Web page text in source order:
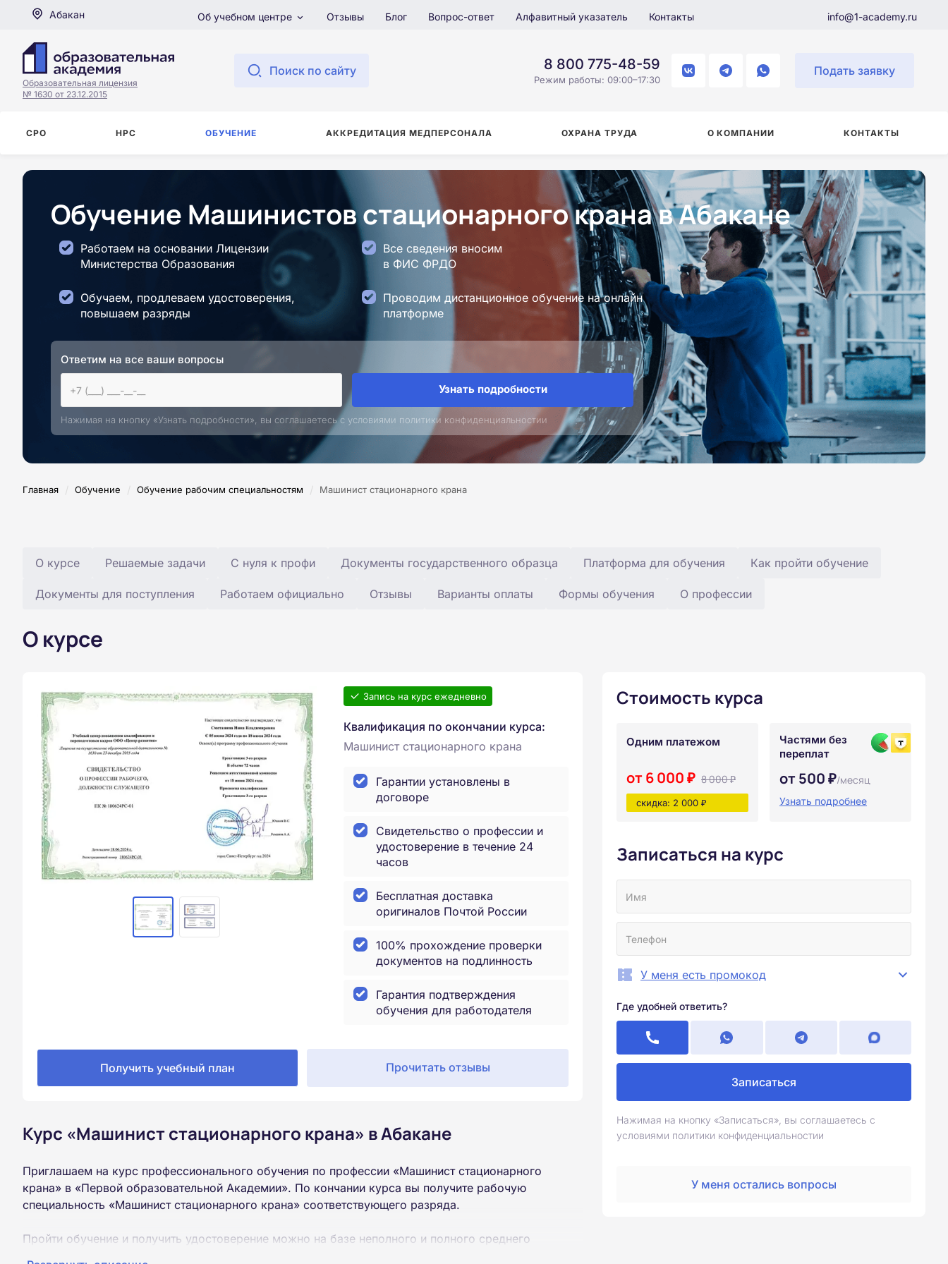
Абакан Об учебном центре Отзывы Блог Вопрос-ответ Алфавитный указатель Контакты info@1-academy.ru
Образовательная лицензия
№ 1630 от 23.12.2015
Поиск по сайту 8 800 775-48-59
Режим работы: 09:00–17:30
Подать заявку
СРО НРС ОБУЧЕНИЕ АККРЕДИТАЦИЯ МЕДПЕРСОНАЛА ОХРАНА ТРУДА О КОМПАНИИ КОНТАКТЫ
Обучение Машинистов стационарного крана в Абакане
Работаем на основании Лицензии
Министерства Образования
Все сведения вносим
в ФИС ФРДО
Обучаем, продлеваем удостоверения,
повышаем разряды
Проводим дистанционное обучение на онлайн
платформе
Ответим на все ваши вопросы
Узнать подробности
Нажимая на кнопку «Узнать подробности», вы соглашаетесь с условиями политики конфиденциальностии
Главная / Обучение / Обучение рабочим специальностям / Машинист стационарного крана
О курсе Решаемые задачи С нуля к профи Документы государственного образца Платформа для обучения Как пройти обучение
Документы для поступления Работаем официально Отзывы Варианты оплаты Формы обучения О профессии
О курсе
Запись на курс ежедневно
Квалификация по окончании курса:
Машинист стационарного крана
Гарантии установлены в
договоре
Свидетельство о профессии и
удостоверение в течение 24
часов
Бесплатная доставка
оригиналов Почтой России
100% прохождение проверки
документов на подлинность
Гарантия подтверждения
обучения для работодателя
Получить учебный план Прочитать отзывы
Курс «Машинист стационарного крана» в Абакане
Приглашаем на курс профессионального обучения по профессии «Машинист стационарного
крана» в «Первой образовательной Академии». По кончании курса вы получите рабочую
специальность «Машинист стационарного крана» соответствующего разряда.
Пройти обучение и получить удостоверение можно на базе неполного и полного среднего
Стоимость курса
Одним платежом
от 6 000 ₽ 8 000 ₽
скидка: 2 000 ₽
Частями без
переплат
от 500 ₽/месяц
Узнать подробнее
Записаться на курс
У меня есть промокод
Где удобней ответить?
Записаться
Нажимая на кнопку «Записаться», вы соглашаетесь с
условиями политики конфиденциальностии
У меня остались вопросы